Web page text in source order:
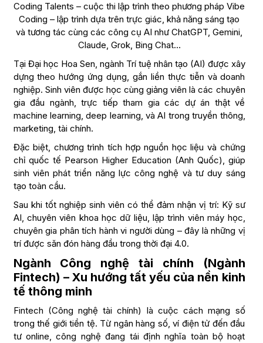
Coding Talents – cuộc thi lập trình theo phương pháp Vibe
Coding – lập trình dựa trên trực giác, khả năng sáng tạo
và tương tác cùng các công cụ AI như ChatGPT, Gemini,
Claude, Grok, Bing Chat…
Tại Đại học Hoa Sen, ngành Trí tuệ nhân tạo (AI) được xây
dựng theo hướng ứng dụng, gắn liền thực tiễn và doanh
nghiệp. Sinh viên được học cùng giảng viên là các chuyên
gia đầu ngành, trực tiếp tham gia các dự án thật về
machine learning, deep learning, và AI trong truyền thông,
marketing, tài chính.
Đặc biệt, chương trình tích hợp nguồn học liệu và chứng
chỉ quốc tế Pearson Higher Education (Anh Quốc), giúp
sinh viên phát triển năng lực công nghệ và tư duy sáng
tạo toàn cầu.
Sau khi tốt nghiệp sinh viên có thể đảm nhận vị trí: Kỹ sư
AI, chuyên viên khoa học dữ liệu, lập trình viên máy học,
chuyên gia phân tích hành vi người dùng – đây là những vị
trí được săn đón hàng đầu trong thời đại 4.0.
Ngành Công nghệ tài chính (Ngành
Fintech) – Xu hướng tất yếu của nền kinh
tế thông minh
Fintech (Công nghệ tài chính) là cuộc cách mạng số
trong thế giới tiền tệ. Từ ngân hàng số, ví điện tử đến đầu
tư online, công nghệ đang tái định nghĩa toàn bộ hoạt